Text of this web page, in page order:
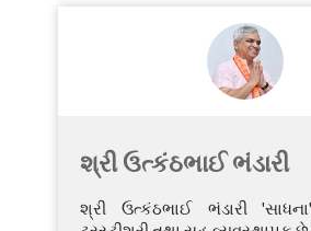
શ્રી ઉત્કંઠભાઈ ભંડારી
શ્રી ઉત્કંઠભાઈ ભંડારી 'સાધના'